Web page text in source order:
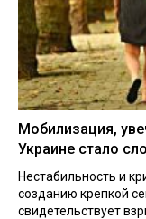
Мобилизация,
Украине стало
Нестабильность и
созданию крепкой
свидетельствует